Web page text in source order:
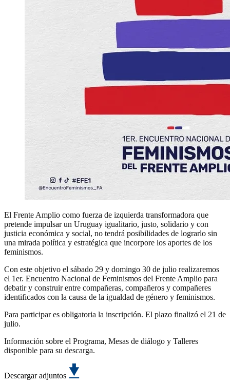
El Frente Amplio como fuerza de izquierda transformadora que
pretende impulsar un Uruguay igualitario, justo, solidario y con
justicia económica y social, no tendrá posibilidades de lograrlo sin
una mirada política y estratégica que incorpore los aportes de los
feminismos.
Con este objetivo el sábado 29 y domingo 30 de julio realizaremos
el 1er. Encuentro Nacional de Feminismos del Frente Amplio para
debatir y construir entre compañeras, compañeros y compañeres
identificados con la causa de la igualdad de género y feminismos.
Para participar es obligatoria la inscripción. El plazo finalizó el 21 de
julio.
Información sobre el Programa, Mesas de diálogo y Talleres
disponible para su descarga.
Descargar adjuntos